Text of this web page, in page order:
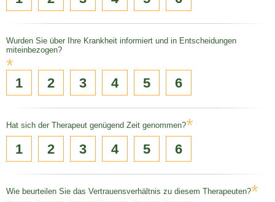
Wurden Sie über Ihre Krankheit informiert und in Entscheidungen
miteinbezogen?
*
1 2 3 4 5 6
Hat sich der Therapeut genügend Zeit genommen?*
1 2 3 4 5 6
Wie beurteilen Sie das Vertrauensverhältnis zu diesem Therapeuten?*